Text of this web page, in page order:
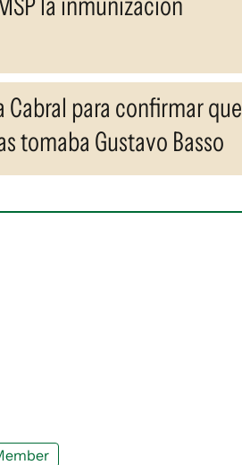
para confirmar que
tomaba Gustavo Basso